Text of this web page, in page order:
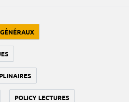
POLICY LECTURES